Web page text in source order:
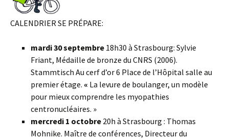
CALENDRIER SE PRÉPARE:
mardi 30 septembre 18h30 à Strasbourg: Sylvie
Friant, Médaille de bronze du CNRS (2006).
Stammtisch Au cerf d’or 6 Place de l’Hôpital salle au
premier étage. « La levure de boulanger, un modèle
pour mieux comprendre les myopathies
centronucléaires. »
mercredi 1 octobre 20h à Strasbourg : Thomas
Mohnike. Maître de conférences, Directeur du